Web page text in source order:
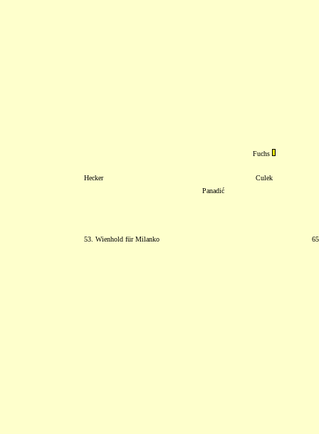
Fuchs
Hecker
Culek
Panadić
53. Wienhold für Milanko